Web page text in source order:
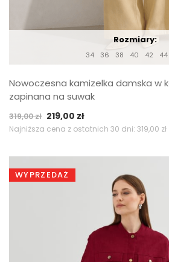
Rozmiary:
34 36 38 40 42 44
Nowoczesna kamizelka damska w
zapinana na suwak
319,00zł Pierwotna
cena
319,00 zł.
219,00 złAktualna
cena
219,00 zł.
Najniższa cena z ostatnich 30 dni: 319,00 zł
WYPRZEDAŻ